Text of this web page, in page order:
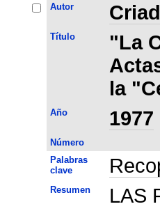
Autor
Título
"La
la
Año 1977
Número
Palabras
clave
Resumen LAS